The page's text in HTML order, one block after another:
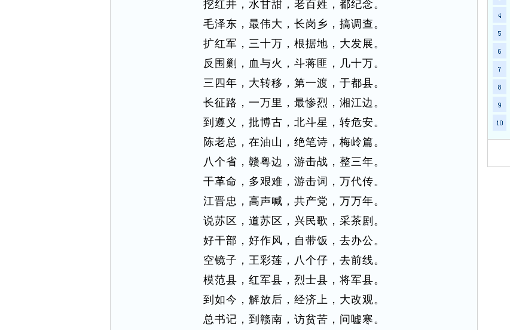
挖红井，水甘甜，老百姓，都纪念。
毛泽东，最伟大，长岗乡，搞调查。
扩红军，三十万，根据地，大发展。
反围剿，血与火，斗蒋匪，几十万。
三四年，大转移，第一渡，于都县。
长征路，一万里，最惨烈，湘江边。
到遵义，批博古，北斗星，转危安。
陈老总，在油山，绝笔诗，梅岭篇。
八个省，赣粤边，游击战，整三年。
干革命，多艰难，游击词，万代传。
江晋忠，高声喊，共产党，万万年。
说苏区，道苏区，兴民歌，采茶剧。
好干部，好作风，自带饭，去办公。
空镜子，王彩莲，八个仔，去前线。
模范县，红军县，烈士县，将军县。
到如今，解放后，经济上，大改观。
总书记，到赣南，访贫苦，问嘘寒。